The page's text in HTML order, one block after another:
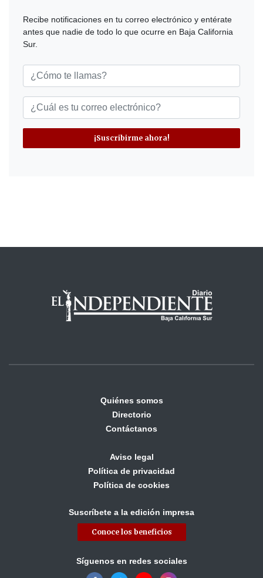
Recibe notificaciones en tu correo electrónico y entérate
antes que nadie de todo lo que ocurre en Baja California
Sur.
¡Suscribirme ahora!
Quiénes somos
Directorio
Contáctanos
Aviso legal
Política de privacidad
Política de cookies
Suscríbete a la edición impresa
Conoce los beneficios
Síguenos en redes sociales